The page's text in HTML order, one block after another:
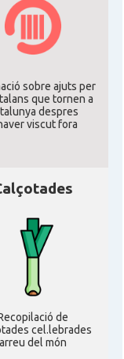
sobre ajuts per
que tornen a
despres
viscut fora
de
cel.lebrades
arreu del món